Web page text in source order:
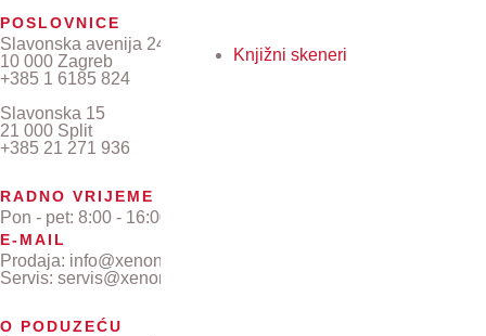
Knjižni skeneri
POSLOVNICE
Slavonska avenija 24/6
10 000 Zagreb
+385 1 6185 824
Slavonska 15
21 000 Split
+385 21 271 936
RADNO VRIJEME
Pon - pet: 8:00 - 16:00
E-MAIL
Prodaja: info@xenon-forte.hr
Servis: servis@xenon-forte.hr
O PODUZEĆU